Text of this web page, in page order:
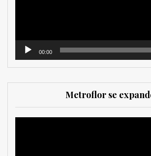
00:00
Metroflor se